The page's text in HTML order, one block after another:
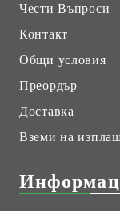
Чести Въпроси
Контакт
Общи условия
Преордър
Доставка
Вземи на